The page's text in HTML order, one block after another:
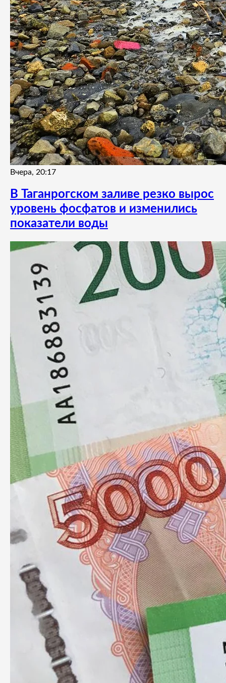
Вчера, 20:17
В Таганрогском заливе резко вырос
уровень фосфатов и изменились
показатели воды